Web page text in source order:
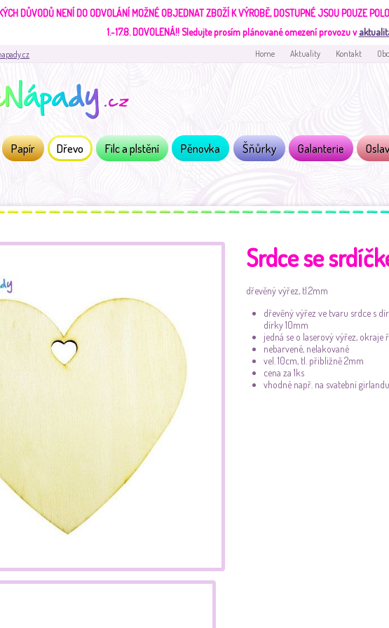
DŮVODŮ NENÍ DO ODVOLÁNÍ MOŽNÉ OBJEDNAT ZBOŽÍ K VÝROBĚ, DOSTUPNÉ JSOU POUZE
1.-17.8. DOVOLENÁ!!Sledujte prosím plánované omezení provozu v
Home Aktuality Kontakt
Papír Dřevo Filc a plstění Pěnovka Šňůrky Galanterie
Srdce se
dřevěný výřez, tl.2mm
dřevěný výřez ve tvaru srdce s
dírky 10mm
jedná se o laserový výřez, okraje
nebarvené, nelakované
vel. 10cm, tl. přibližně 2mm
cena za 1ks
vhodné např. na svatební